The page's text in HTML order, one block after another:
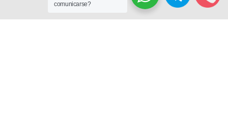
comunicarse?